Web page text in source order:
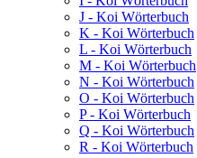
J - Koi Wörterbuch
K - Koi Wörterbuch
L - Koi Wörterbuch
M - Koi Wörterbuch
N - Koi Wörterbuch
O - Koi Wörterbuch
P - Koi Wörterbuch
Q - Koi Wörterbuch
R - Koi Wörterbuch